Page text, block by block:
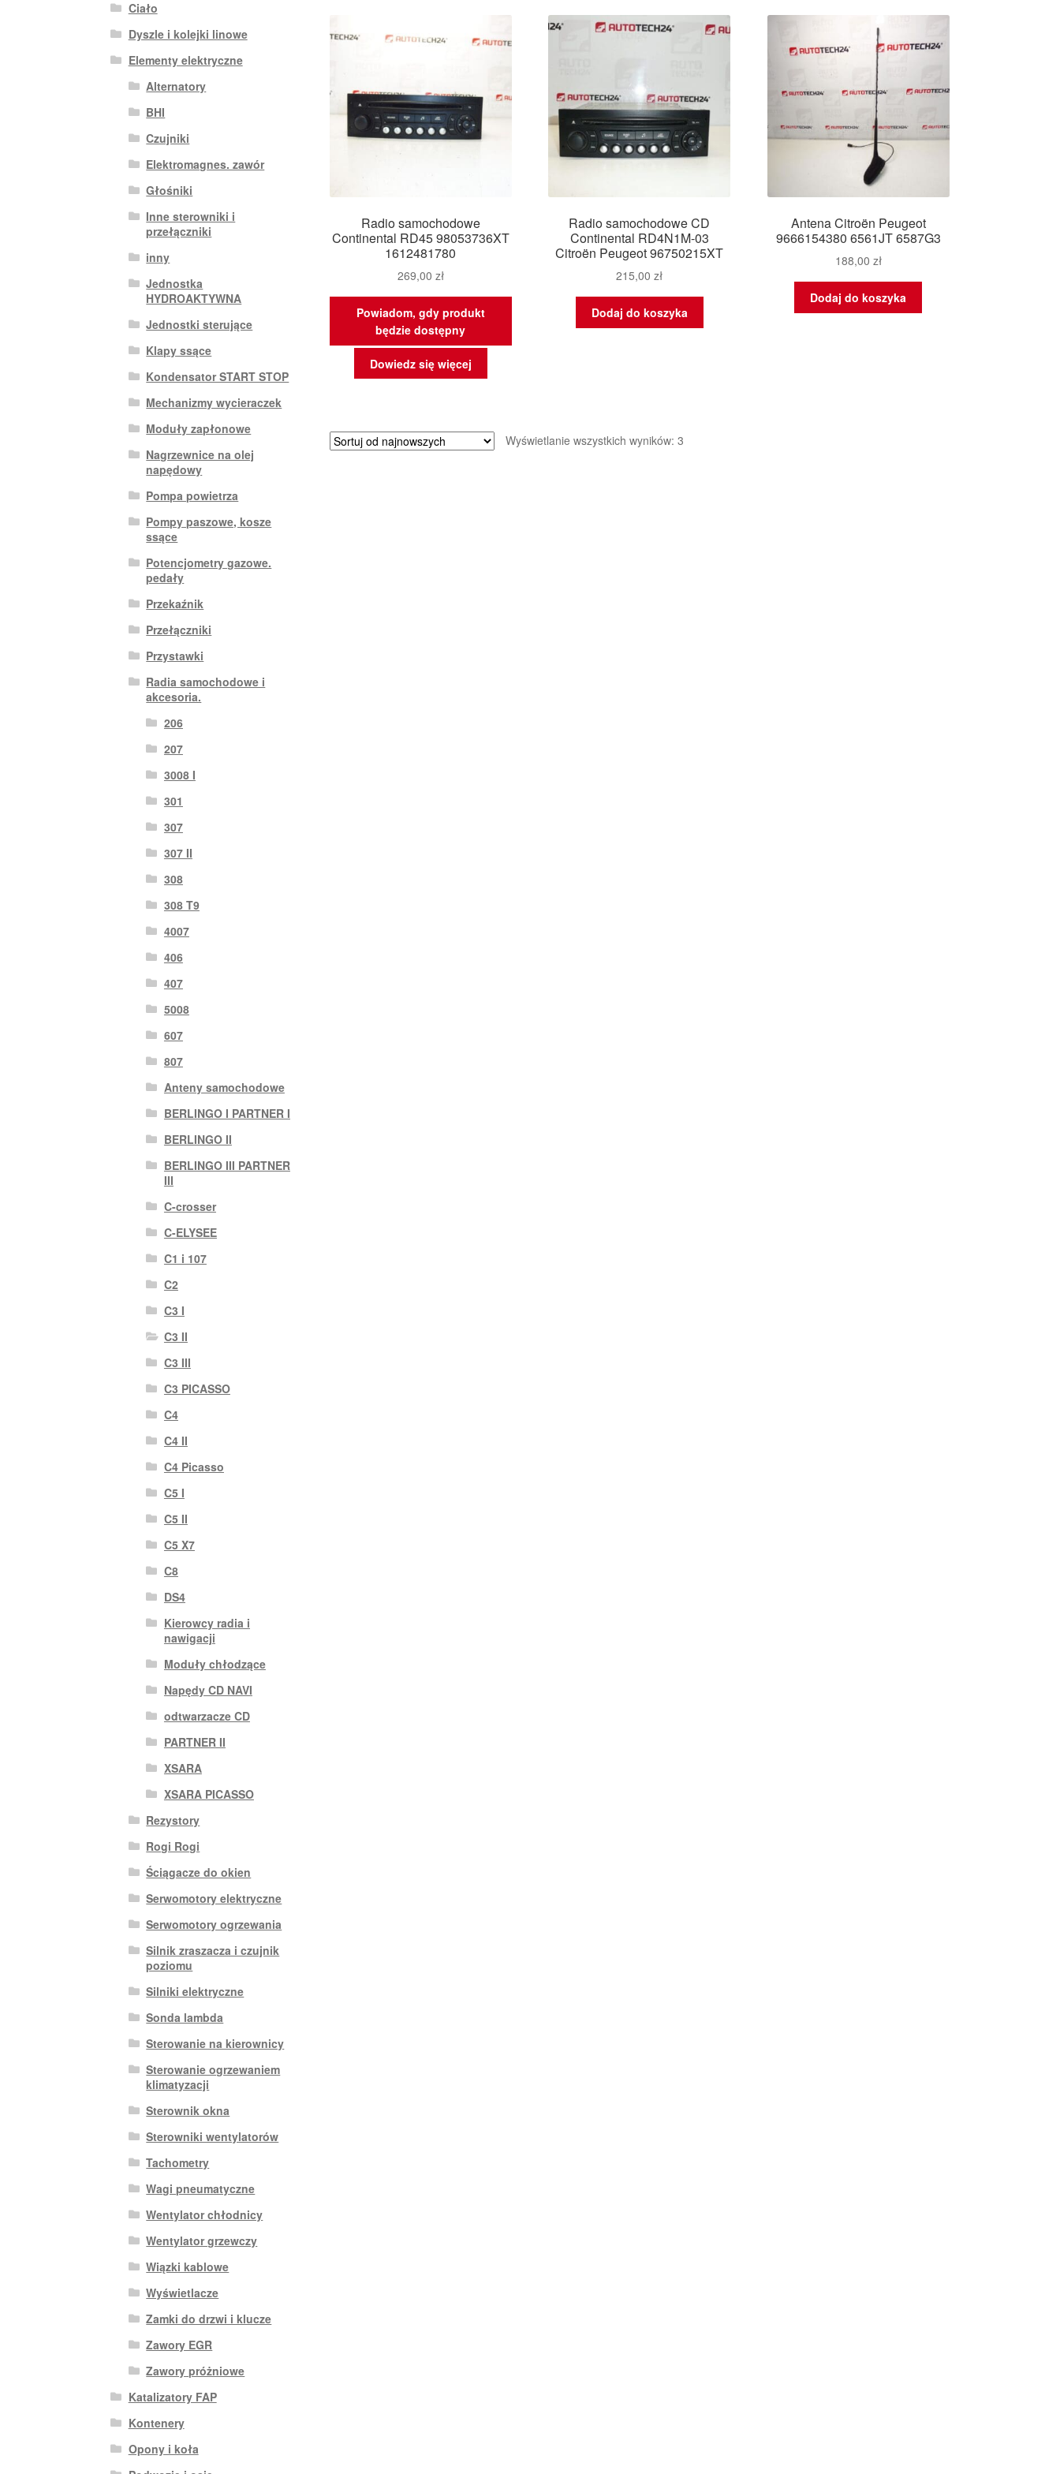
Radio samochodowe
Continental RD45 98053736XT
1612481780
269,00 zł
Powiadom, gdy produkt
będzie dostępny
Dowiedz się więcej
Radio samochodowe CD
Continental RD4N1M-03
Citroën Peugeot 96750215XT
215,00zł
Dodaj do koszyka
Antena Citroën Peugeot
9666154380 6561JT 6587G3
188,00 zł
Dodaj do koszyka
Wyświetlanie wszystkich wyników: 3Posortowane
Ciało
Dyszle i kolejki linowe
Elementy elektryczne
Alternatory
BHI
Czujniki
Elektromagnes. zawór
Głośniki
Inne sterowniki i
przełączniki
inny
Jednostka
HYDROAKTYWNA
Jednostki sterujące
Klapy ssące
Kondensator START STOP
Mechanizmy wycieraczek
Moduły zapłonowe
Nagrzewnice na olej
napędowy
Pompa powietrza
Pompy paszowe, kosze
ssące
Potencjometry gazowe.
pedały
Przekaźnik
Przełączniki
Przystawki
Radia samochodowe i
akcesoria.
206
207
3008 I
301
307
307 II
308
308 T9
4007
406
407
5008
607
807
Anteny samochodowe
BERLINGO I PARTNER I
BERLINGO II
BERLINGO III PARTNER
III
C-crosser
C-ELYSEE
C1 i 107
C2
C3 I
C3 II
C3 III
C3 PICASSO
C4
C4 II
C4 Picasso
C5 I
C5 II
C5 X7
C8
DS4
Kierowcy radia i
nawigacji
Moduły chłodzące
Napędy CD NAVI
odtwarzacze CD
PARTNER II
XSARA
XSARA PICASSO
Rezystory
Rogi Rogi
Ściągacze do okien
Serwomotory elektryczne
Serwomotory ogrzewania
Silnik zraszacza i czujnik
poziomu
Silniki elektryczne
Sonda lambda
Sterowanie na kierownicy
Sterowanie ogrzewaniem
klimatyzacji
Sterownik okna
Sterowniki wentylatorów
Tachometry
Wagi pneumatyczne
Wentylator chłodnicy
Wentylator grzewczy
Wiązki kablowe
Wyświetlacze
Zamki do drzwi i klucze
Zawory EGR
Zawory próżniowe
Katalizatory FAP
Kontenery
Opony i koła